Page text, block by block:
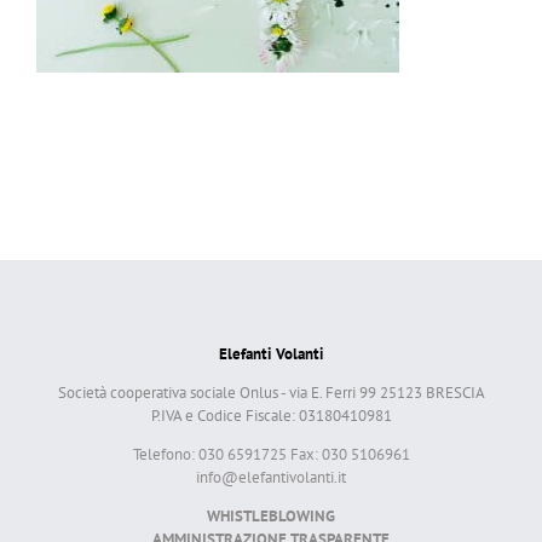
Elefanti Volanti
Società cooperativa sociale Onlus - via E. Ferri 99 25123 BRESCIA
P.IVA e Codice Fiscale: 03180410981
Telefono: 030 6591725 Fax: 030 5106961
info@elefantivolanti.it
WHISTLEBLOWING